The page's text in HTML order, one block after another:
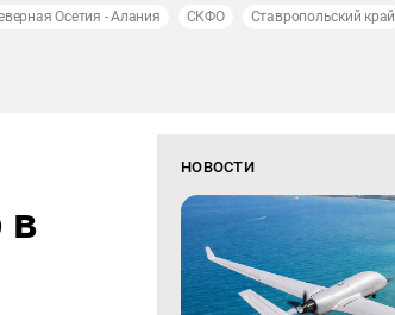
Осетия - Алания СКФО Ставропольский край
в
НОВОСТИ